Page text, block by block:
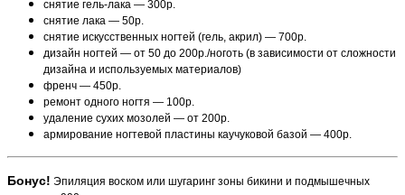
снятие гель-лака — 300р.
снятие лака — 50р.
снятие искусственных ногтей (гель, акрил) — 700р.
дизайн ногтей — от 50 до 200р./ноготь (в зависимости от сложности
дизайна и используемых материалов)
френч — 450р.
ремонт одного ногтя — 100р.
удаление сухих мозолей — от 200р.
армирование ногтевой пластины каучуковой базой — 400р.
Бонус! Эпиляция воском или шугаринг зоны бикини и подмышечных